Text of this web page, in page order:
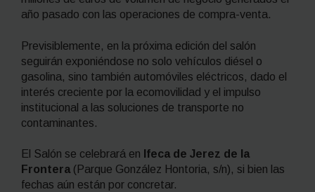
año pasado con las operaciones de compra-venta.
Previsiblemente, en la próxima edición del salón
seguirán exponiéndose no solo vehículos diésel o
gasolina, sino también automóviles eléctricos, dado el
interés creciente por la ecomovilidad y el impulso
institucional a las soluciones de transporte no
contaminantes.
El Salón se celebrará en Ifeca de Jerez de la
Frontera (Parque González Hontoria, s/n), si bien las
fechas aún están por concretar.